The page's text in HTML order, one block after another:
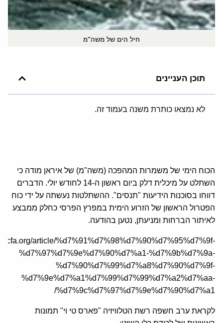
חיל הים של משה"מ
תוכן העניינים
לא נמצאו כותרת משנה בעמוד זה.
הכוח הימי של משמרות המהפכה (משה"מ) של איראן מודה כי
השתלט על מיכלית דלק ביום ראשון ה-14 לחודש יולי. הדברים
דווחו בסוכנות הידיעות "תנסים". ההשתלטות נעשתה על ידי כוח
הפטרול הראשון של הזרוע הימית במפרץ הפרסי כחלק ממבצע
לאיתור הברחות ומניעתן, נטען בהודעה.
article/%d7%91%d7%98%d7%90%d7%95%d7%9f-
%d7%97%d7%9e%d7%90%d7%a1-%d7%9b%d7%9a-
%d7%90%d7%99%d7%a8%d7%90%d7%9f-
%d7%9e%d7%a1%d7%99%d7%99%d7%a2%d7%aa-
%d7%9c%d7%97%d7%9e%d7%90%d7%a1/
לקראת ערב חשפה רשת הטלוויזיה "פארס טי וי" תמונות